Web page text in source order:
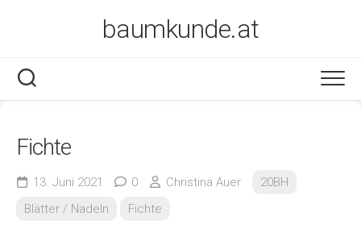
baumkunde.at
Fichte
13. Juni 2021 0 Christina Auer
20BH
Blätter / Nadeln
Fichte